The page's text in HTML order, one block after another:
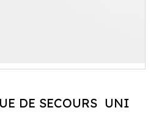
DE SECOURS UNI